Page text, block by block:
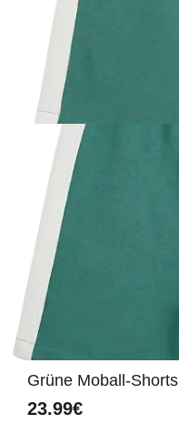
Grüne Moball-Shorts
23.99€